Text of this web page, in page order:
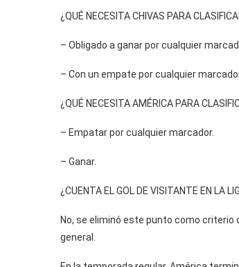
¿QUÉ NECESITA CHIVAS PARA
– Obligado a ganar por cualquier
– Con un empate por cualquier
¿QUÉ NECESITA AMÉRICA PARA
– Empatar por cualquier marcador.
– Ganar.
¿CUENTA EL GOL DE VISITANTE EN LA
No, se eliminó este punto como
general.